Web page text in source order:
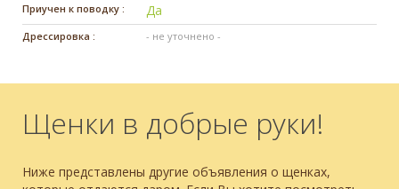
Приучен к поводку : Да
Дрессировка : - не уточнено -
Щенки в добрые руки!
Ниже представлены другие объявления о щенках,